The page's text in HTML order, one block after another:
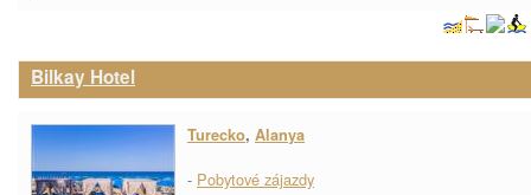
Bilkay Hotel
Turecko, Alanya
- Pobytové zájazdy